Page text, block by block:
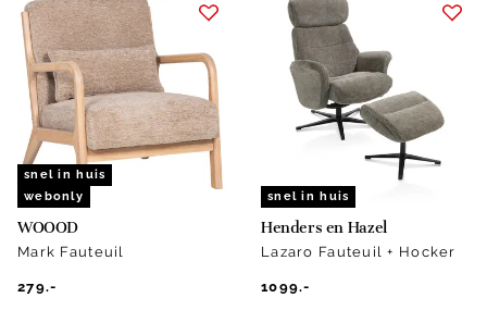
snel in huis
webonly
WOOOD
Mark Fauteuil
279.-
snel in huis
Henders en Hazel
Lazaro Fauteuil + Hocker
1099.-